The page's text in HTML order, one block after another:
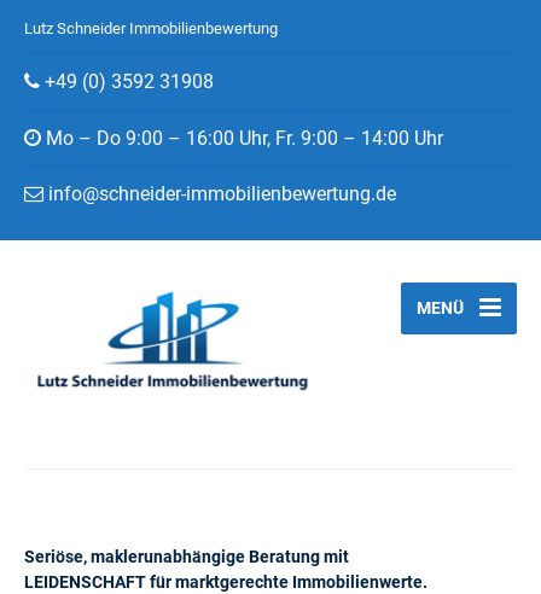
Lutz Schneider Immobilienbewertung
+49 (0) 3592 31908
Mo – Do 9:00 – 16:00 Uhr, Fr. 9:00 – 14:00 Uhr
info@schneider-immobilienbewertung.de
Seriöse, maklerunabhängige Beratung mit
LEIDENSCHAFT für marktgerechte Immobilienwerte.
MENÜ